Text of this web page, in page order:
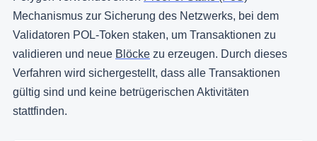
Mechanismus zur Sicherung des Netzwerks, bei dem
Validatoren POL-Token staken, um Transaktionen zu
validieren und neue Blöcke zu erzeugen. Durch dieses
Verfahren wird sichergestellt, dass alle Transaktionen
gültig sind und keine betrügerischen Aktivitäten
stattfinden.